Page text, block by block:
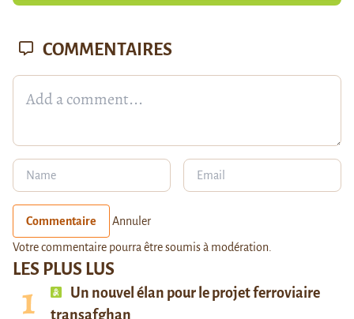
LES PLUS LUS
Un nouvel élan pour le projet ferroviaire
transafghan
COMMENTAIRES
Commentaire Annuler
Votre commentaire pourra être soumis à modération.